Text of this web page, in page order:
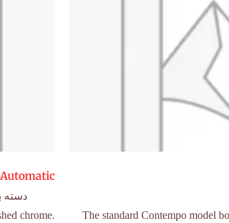
The standard Contempo model
Automatic
دسته
chrome.